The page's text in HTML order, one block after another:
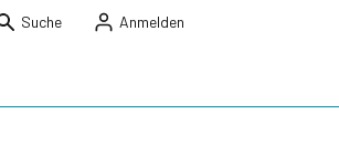
Suche Anmelden